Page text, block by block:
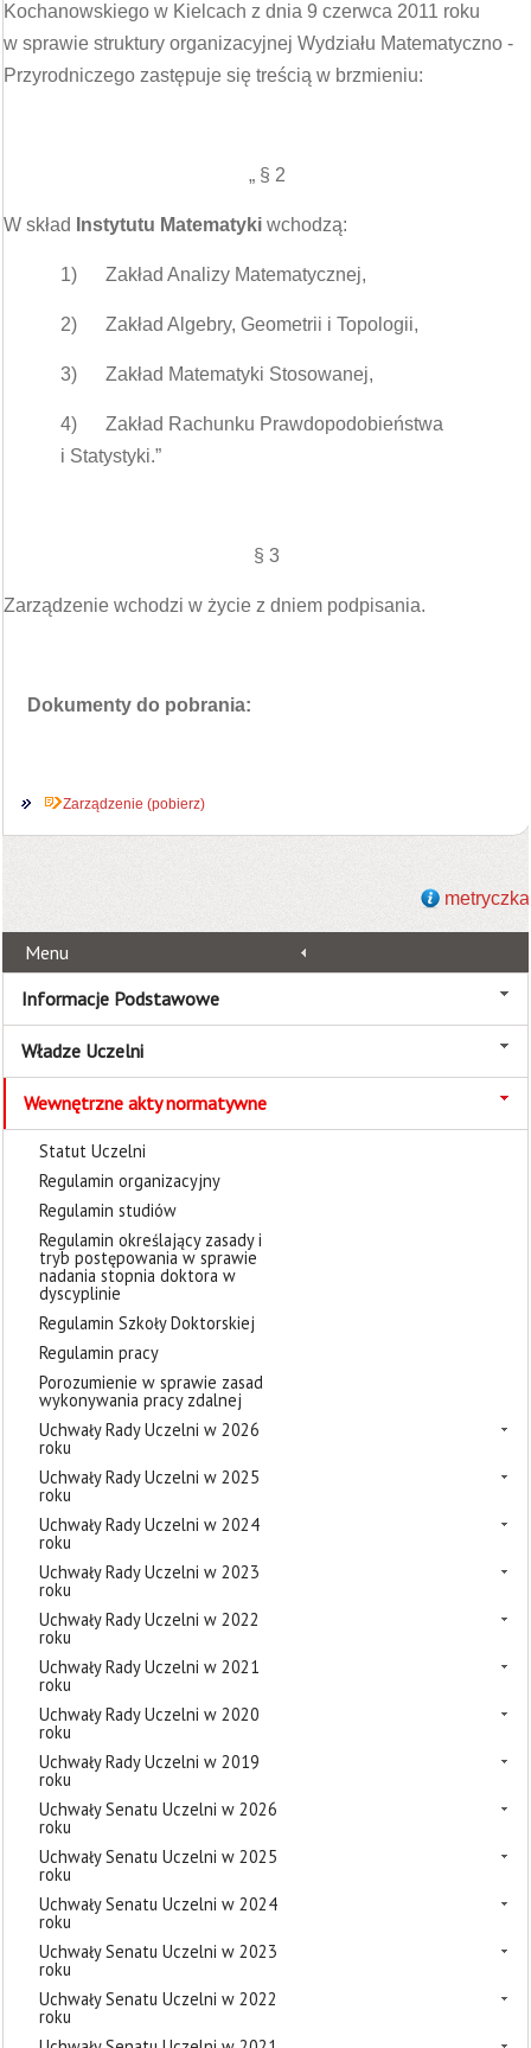
Kochanowskiego w Kielcach z dnia 9 czerwca 2011 roku
w sprawie struktury organizacyjnej Wydziału Matematyczno -
Przyrodniczego zastępuje się treścią w brzmieniu:
„ § 2
W skład Instytutu Matematyki wchodzą:
1) Zakład Analizy Matematycznej,
2) Zakład Algebry, Geometrii i Topologii,
3) Zakład Matematyki Stosowanej,
4) Zakład Rachunku Prawdopodobieństwa
i Statystyki.”
§ 3
Zarządzenie wchodzi w życie z dniem podpisania.
Dokumenty do pobrania:
Zarządzenie (pobierz)
metryczka
Menu
Informacje Podstawowe
Władze Uczelni
Wewnętrzne akty normatywne
Statut Uczelni
Regulamin organizacyjny
Regulamin studiów
Regulamin określający zasady i
tryb postępowania w sprawie
nadania stopnia doktora w
dyscyplinie
Regulamin Szkoły Doktorskiej
Regulamin pracy
Porozumienie w sprawie zasad
wykonywania pracy zdalnej
Uchwały Rady Uczelni w 2026
roku
Uchwały Rady Uczelni w 2025
roku
Uchwały Rady Uczelni w 2024
roku
Uchwały Rady Uczelni w 2023
roku
Uchwały Rady Uczelni w 2022
roku
Uchwały Rady Uczelni w 2021
roku
Uchwały Rady Uczelni w 2020
roku
Uchwały Rady Uczelni w 2019
roku
Uchwały Senatu Uczelni w 2026
roku
Uchwały Senatu Uczelni w 2025
roku
Uchwały Senatu Uczelni w 2024
roku
Uchwały Senatu Uczelni w 2023
roku
Uchwały Senatu Uczelni w 2022
roku